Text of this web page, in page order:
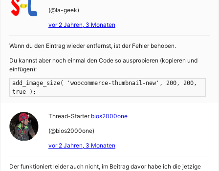
(@la-geek)
vor 2 Jahren, 3 Monaten
Wenn du den Eintrag wieder entfernst, ist der Fehler behoben.
Du kannst aber noch einmal den Code so ausprobieren (kopieren und
einfügen):
add_image_size( 'woocommerce-thumbnail-new', 200, 200,
true );
Thread-Starter bios2000one
(@bios2000one)
vor 2 Jahren, 3 Monaten
Der funktioniert leider auch nicht, im Beitrag davor habe ich die jetzige